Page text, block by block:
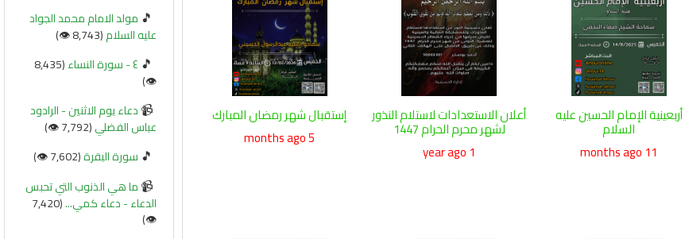
أربعينية الإمام الحسين عليه
السلام
11 months ago
أعلان الاستعدادات لاستلام النذور
لشهر محرم الحرام 1447
1 year ago
إستقبال شهر رمضان المبارك
5 months ago
🎵 مولد الامام محمد الجواد
عليه السلام(8,743 👁️)
🎵 ٤ - سورة النساء
(8,435
👁️)
📹دعاء يوم الاثنين - الرادود
عباس الفضلي(7,792 👁️)
🎵 سورة البقرة(7,602 👁️)
📹ما هي الذنوب التي تحبس
الدعاء - دعاء كمي... (7,420
👁️)